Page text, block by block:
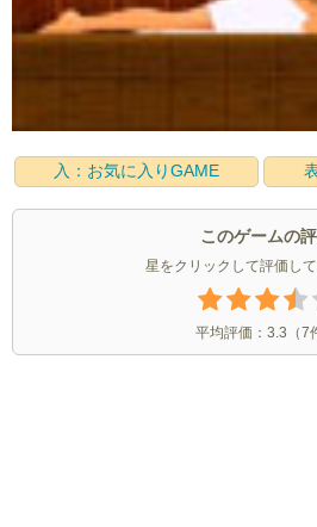
入：お気に入りGAME
このゲームの
星をクリックして評価して
平均評価： 3.3 （7